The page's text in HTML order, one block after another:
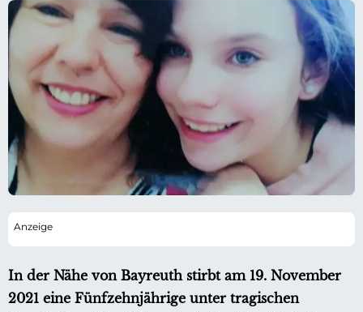
In der Nähe von Bayreuth stirbt am 19. November
2021 eine Fünfzehnjährige unter tragischen